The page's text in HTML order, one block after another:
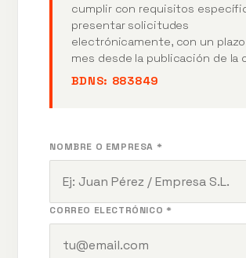
cumplir con requisitos
presentar solicitudes
electrónicamente, con un
mes desde la publicación de la
BDNS: 883849
NOMBRE O EMPRESA *
CORREO ELECTRÓNICO *